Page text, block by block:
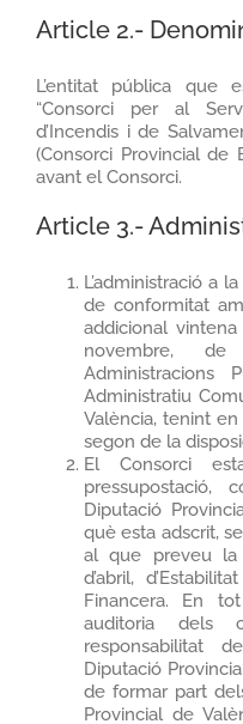
Article 2.-
L’entitat pública
“Consorci per al
d’Incendis i de
(Consorci Provincial de
avant el Consorci.
Article 3.-
L’administració a
de conformitat
addicional
novembre,
Administracions
Administratiu
València, tenint
segon de la
El Consorci
Diputació
què esta adscrit,
al que preveu la
d’abril,
Financera. En
auditoria dels
responsabilitat
Diputació
de formar part
Provincial de